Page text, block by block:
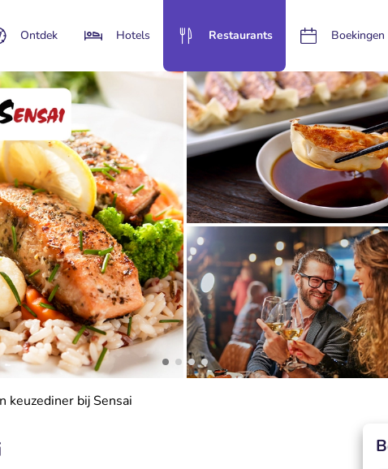
Ontdek Hotels Restaurants Boekingen
keuzediner bij Sensai